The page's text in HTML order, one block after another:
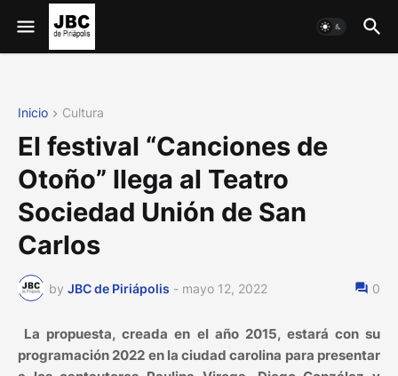
Inicio Cultura
El festival “Canciones de
Otoño” llega al Teatro
Sociedad Unión de San
Carlos
by JBC de Piriápolis - mayo 12, 2022 0
La propuesta, creada en el año 2015, estará con su
programación 2022 en la ciudad carolina para presentar